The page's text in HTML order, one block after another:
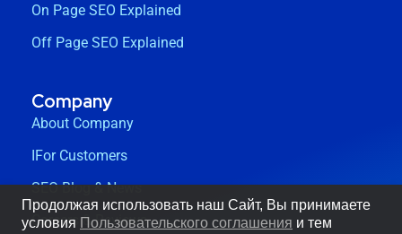
On Page SEO Explained
Off Page SEO Explained
Company
About Company
IFor Customers
SEO Blog & News
Careers & Reviews
Продолжая использовать наш Сайт, Вы принимаете
условия Пользовательского соглашения и тем